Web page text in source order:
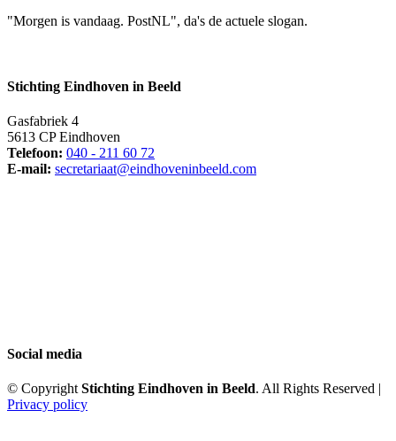
"Morgen is vandaag. PostNL", da's de actuele slogan.
Stichting Eindhoven in Beeld
Gasfabriek 4
5613 CP Eindhoven
Telefoon: 040 - 211 60 72
E-mail: secretariaat@eindhoveninbeeld.com
Social media
© CopyrightStichting Eindhoven in Beeld. All Rights Reserved |
Privacy policy